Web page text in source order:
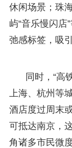
休闲场景；珠
屿“音乐慢闪店
弛感标签，吸
同时，“高
上海、杭州等
酒店度过周末
可抵达南京，
角诸多市民微